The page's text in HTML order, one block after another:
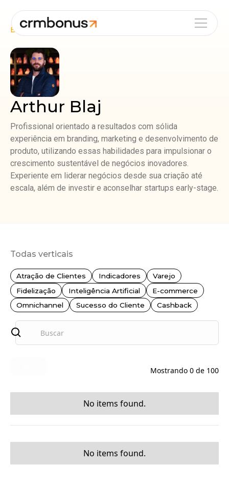
Blog Autor
Arthur Blaj
Profissional orientado a resultados com sólida
experiência em branding, marketing e desenvolvimento de
produto, utilizando essas habilidades para impulsionar o
crescimento sustentável de negócios inovadores.
Experiente em liderar negócios desde sua criação até
escala, além de investir e aconselhar startups early-stage.
Todas verticais
Atração de Clientes Indicadores
Varejo
Fidelização
Inteligência Artificial
E-commerce
Omnichannel
Sucesso do Cliente Cashback
Mostrando 0 de 100
No items found.
No items found.